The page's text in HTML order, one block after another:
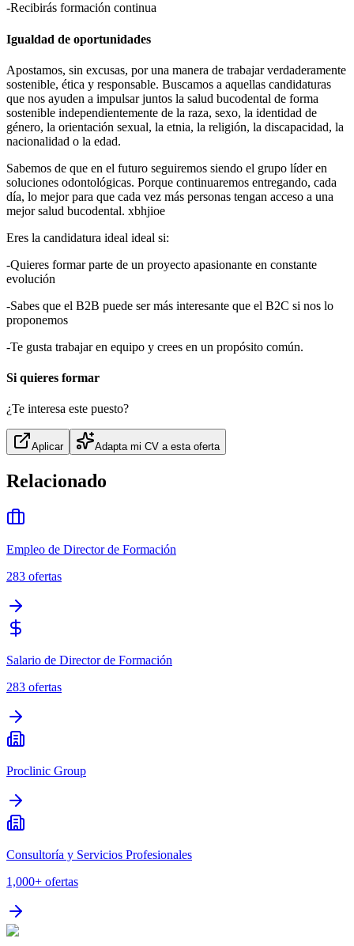
-Recibirás formación continua
Igualdad de oportunidades
Apostamos, sin excusas, por una manera de trabajar verdaderamente
sostenible, ética y responsable. Buscamos a aquellas candidaturas
que nos ayuden a impulsar juntos la salud bucodental de forma
sostenible independientemente de la raza, sexo, la identidad de
género, la orientación sexual, la etnia, la religión, la discapacidad, la
nacionalidad o la edad.
Sabemos de que en el futuro seguiremos siendo el grupo líder en
soluciones odontológicas. Porque continuaremos entregando, cada
día, lo mejor para que cada vez más personas tengan acceso a una
mejor salud bucodental. xbhjioe
Eres la candidatura ideal ideal si:
-Quieres formar parte de un proyecto apasionante en constante
evolución
-Sabes que el B2B puede ser más interesante que el B2C si nos lo
proponemos
-Te gusta trabajar en equipo y crees en un propósito común.
Si quieres formar
¿Te interesa este puesto?
Aplicar Adapta mi CV a esta oferta
Relacionado
Empleo de Director de Formación
283 ofertas
Salario de Director de Formación
283 ofertas
Proclinic Group
Consultoría y Servicios Profesionales
1,000+ ofertas